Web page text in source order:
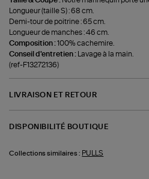
Longueur (taille S) : 68 cm.
Demi-tour de poitrine : 65 cm.
Longueur de manches : 46 cm.
Composition :100% cachemire.
Conseil d'entretien :
Lavage à la main.
(ref-F13272136)
LIVRAISON ET RETOUR
DISPONIBILITÉ BOUTIQUE
Collections similaires : PULLS